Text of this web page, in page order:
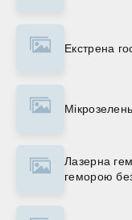
Екстрена
Лазерна
геморою